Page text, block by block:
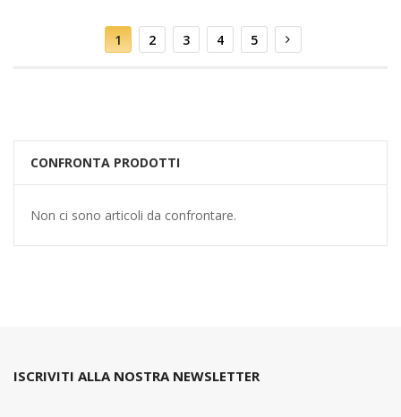
Pagina
Attualmente
stai
leggendo
1 Pagina
2 Pagina
3 Pagina
4 Pagina
5 Pagina
Successivo
CONFRONTA PRODOTTI
Non ci sono articoli da confrontare.
ISCRIVITI ALLA NOSTRA NEWSLETTER